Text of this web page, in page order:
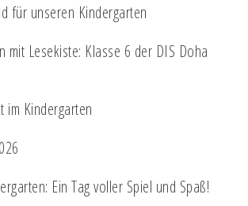
für unseren Kindergarten
mit Lesekiste: Klasse 6 der DIS Doha
im Kindergarten
Ein Tag voller Spiel und Spaß!